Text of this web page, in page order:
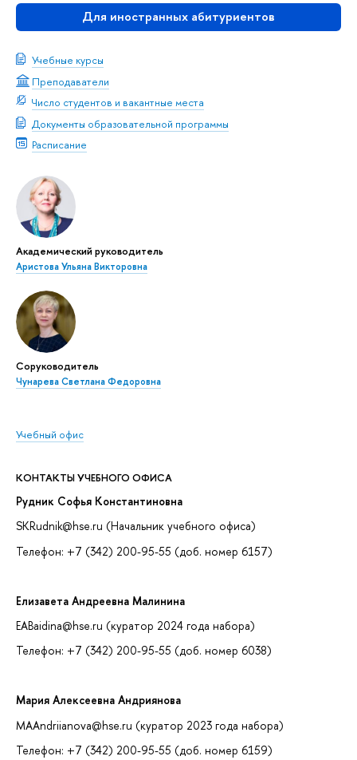
Для иностранных абитуриентов
Учебные курсы
Преподаватели
Число студентов и вакантные места
Документы образовательной программы
Расписание
Академический руководитель
Аристова Ульяна Викторовна
Соруководитель
Чунарева Светлана Федоровна
Учебный офис
КОНТАКТЫ УЧЕБНОГО ОФИСА
Рудник Софья Константиновна
SKRudnik@hse.ru (Начальник учебного офиса)
Телефон: +7 (342) 200-95-55 (доб. номер 6157)
Елизавета Андреевна Малинина
EABaidina@hse.ru (куратор 2024 года набора)
Телефон: +7 (342) 200-95-55 (доб. номер 6038)
Мария Алексеевна Андриянова
MAAndriianova@hse.ru (куратор 2023 года набора)
Телефон: +7 (342) 200-95-55 (доб. номер 6159)